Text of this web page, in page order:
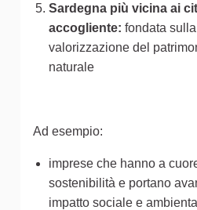
Sardegna più vicina ai
accogliente: fondata
valorizzazione del
naturale
Ad esempio:
imprese che hanno a
sostenibilità e portano
impatto sociale e